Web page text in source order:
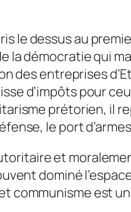
le dessus au
la démocratie qui
des entreprises
d’impôts pour
prétorien, il
le port
et
dominé
communisme est